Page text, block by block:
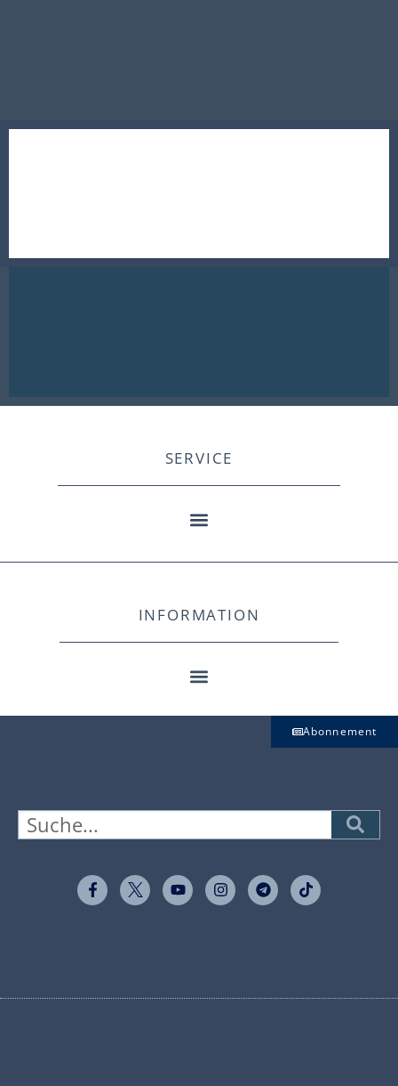
SERVICE
INFORMATION
Abonnement